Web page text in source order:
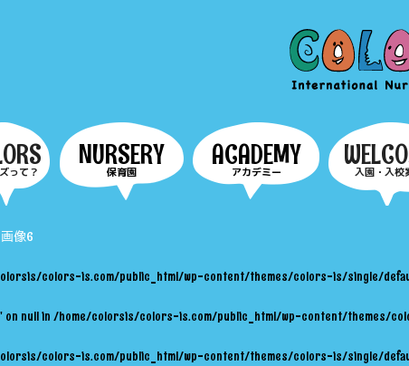
って？
NURSERY
保育園
ACADEMY
アカデミー 入園・入校
画像6
colors-is.com/public_html/wp-content/themes/colors-is/single/
null in /home/colorsis/colors-is.com/public_html/wp-content/themes/
colors-is.com/public_html/wp-content/themes/colors-is/single/